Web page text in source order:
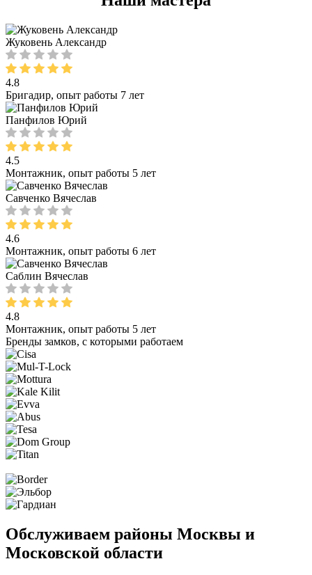
Жуковень Александр
4.8
Бригадир, опыт работы 7 лет
Панфилов Юрий
4.5
Монтажник, опыт работы 5 лет
Савченко Вячеслав
4.6
Монтажник, опыт работы 6 лет
Саблин Вячеслав
4.8
Монтажник, опыт работы 5 лет
Бренды замков, с которыми работаем
Обслуживаем районы Москвы и
Московской области